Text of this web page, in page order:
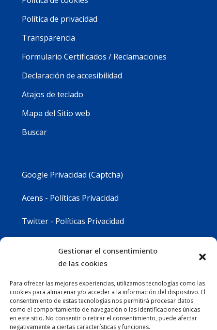
Gestionar el consentimiento
de las cookies
Para ofrecer las mejores experiencias, utilizamos tecnologías como las
cookies para almacenar y/o acceder a la información del dispositivo. El
consentimiento de estas tecnologías nos permitirá procesar datos
como el comportamiento de navegación o las identificaciones únicas
en este sitio. No consentir o retirar el consentimiento, puede afectar
negativamente a ciertas características y funciones.
Política de privacidad
Transparencia
Formulario Certificados / Reclamaciones
Declaración de accesibilidad
Atajos de teclado
Mapa del Sitio web
Buscar
Google Privacidad (Captcha)
Acens - Políticas Privacidad
Twitter - Políticas Privacidad
Instagram - Políticas Privacidad